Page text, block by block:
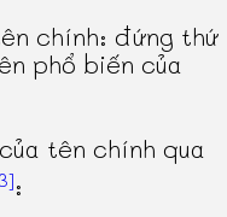
chính: đứng thứ
phổ biến của
tên chính qua
: